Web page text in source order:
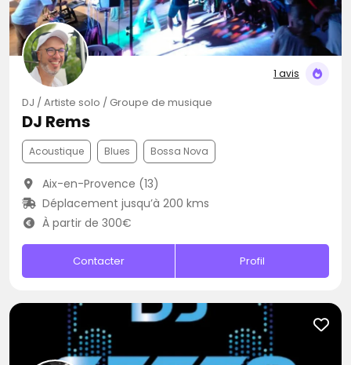
1 avis
DJ / Artiste solo / Groupe de musique
DJ Rems
Acoustique Blues Bossa Nova
Aix-en-Provence (13)
Déplacement jusqu’à 200 kms
À partir de 300€
Contacter Profil